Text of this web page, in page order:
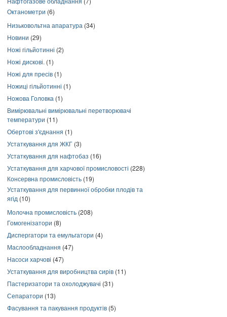
Октанометри (6)
Низьковольтна апаратура (34)
Новини (29)
Ножі гільйотинні (2)
Ножі дискові. (1)
Ножі для пресів (1)
Ножиці гільйотинні (1)
Ножова Головка (1)
Вимірювальні вимірювальні перетворювачі
температури (11)
Обертові з'єднання (1)
Устаткування для ЖКГ (3)
Устаткування для нафтобаз (16)
Устаткування для харчової промисловості (228)
Консервна промисловість (19)
Устаткування для первинної обробки плодів та
ягід (10)
Молочна промисловість (208)
Гомогенізатори (8)
Диспергатори та емульгатори (4)
Маслообладнання (47)
Насоси харчові (47)
Устаткування для виробництва сирів (11)
Пастеризатори та охолоджувачі (31)
Сепаратори (13)
Фасування та пакування продуктів (5)